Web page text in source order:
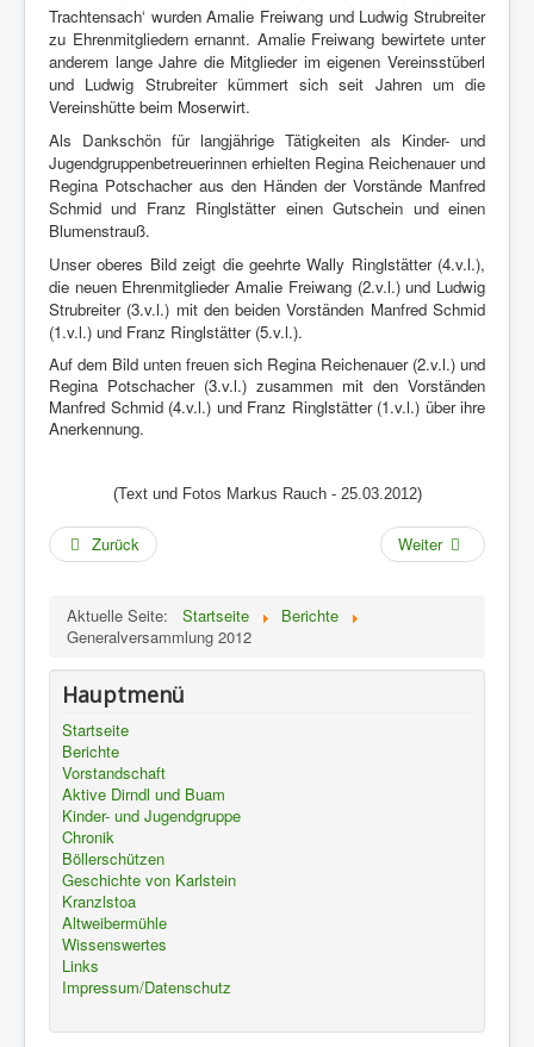
Trachtensach‘ wurden Amalie Freiwang und Ludwig Strubreiter
zu Ehrenmitgliedern ernannt. Amalie Freiwang bewirtete unter
anderem lange Jahre die Mitglieder im eigenen Vereinsstüberl
und Ludwig Strubreiter kümmert sich seit Jahren um die
Vereinshütte beim Moserwirt.
Als Dankschön für langjährige Tätigkeiten als Kinder- und
Jugendgruppenbetreuerinnen erhielten Regina Reichenauer und
Regina Potschacher aus den Händen der Vorstände Manfred
Schmid und Franz Ringlstätter einen Gutschein und einen
Blumenstrauß.
Unser oberes Bild zeigt die geehrte Wally Ringlstätter (4.v.l.),
die neuen Ehrenmitglieder Amalie Freiwang (2.v.l.) und Ludwig
Strubreiter (3.v.l.) mit den beiden Vorständen Manfred Schmid
(1.v.l.) und Franz Ringlstätter (5.v.l.).
Auf dem Bild unten freuen sich Regina Reichenauer (2.v.l.) und
Regina Potschacher (3.v.l.) zusammen mit den Vorständen
Manfred Schmid (4.v.l.) und Franz Ringlstätter (1.v.l.) über ihre
Anerkennung.
(Text und Fotos Markus Rauch - 25.03.2012)
Zurück Weiter
Aktuelle Seite: Startseite
Berichte
Generalversammlung 2012
Hauptmenü
Startseite
Berichte
Vorstandschaft
Aktive Dirndl und Buam
Kinder- und Jugendgruppe
Chronik
Böllerschützen
Geschichte von Karlstein
Kranzlstoa
Altweibermühle
Wissenswertes
Links
Impressum/Datenschutz